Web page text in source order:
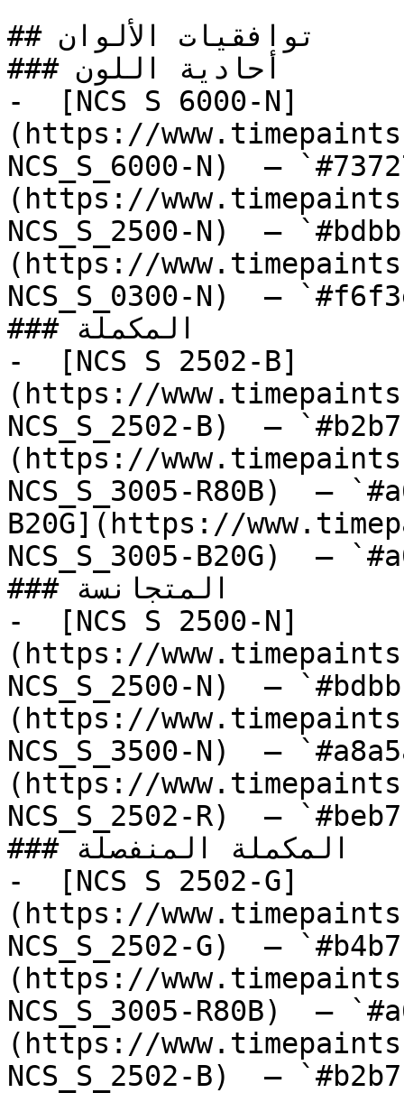
## توافقيات الألوان
### أحادية اللون
-  [NCS S 6000-N]
(https://
NCS_S_6000-N)  —
(https://
NCS_S_2500-N)  —
(https://
NCS_S_0300-N)  —
### المكملة
-  [NCS S 2502-B]
(https://
NCS_S_2502-B)  —
(https://
NCS_S_3005-R80B)  —
B20G](https://
NCS_S_3005-B20G)  —
### المتجانسة
-  [NCS S 2500-N]
(https://
NCS_S_2500-N)  —
(https://
NCS_S_3500-N)  —
(https://
NCS_S_2502-R)  —
### المكملة المنفصلة
-  [NCS S 2502-G]
(https://
NCS_S_2502-G)  —
(https://
NCS_S_3005-R80B)  —
(https://
NCS_S_2502-B)  —